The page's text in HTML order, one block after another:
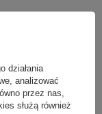
działania
analizować
przez nas,
służą również